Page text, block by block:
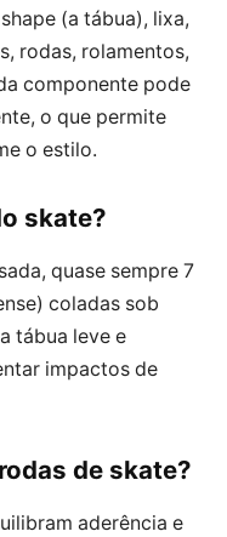
(a tábua), lixa,
rodas, rolamentos,
componente pode
o que permite
o estilo.
skate?
quase sempre 7
coladas sob
tábua leve e
impactos de
de skate?
aderência e